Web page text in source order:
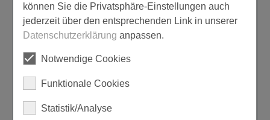
Produkttyp:
Gebrauchsfertig:
nein
können Sie die Privatsphäre-Einstellungen auch
jederzeit über den entsprechenden Link in unserer
Datenschutzerklärung anpassen.
Notwendige Cookies
Funktionale Cookies
Statistik/Analyse